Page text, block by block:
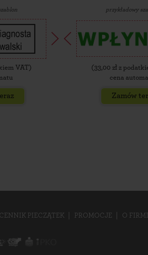
VAT)
przykładowy
( 33,00 zł z
cena
Zamów
CENNIK PIECZĄTEK PROMOCJE O